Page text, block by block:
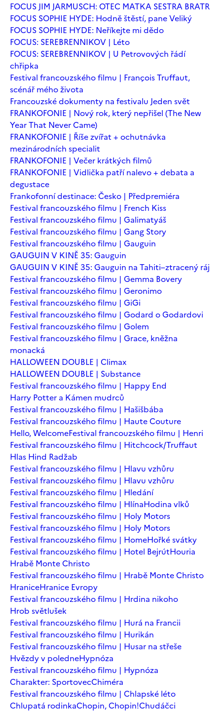
FOCUS JIM JARMUSCH: OTEC MATKA SESTRA BRATR
FOCUS SOPHIE HYDE: Hodně štěstí, pane Veliký
FOCUS SOPHIE HYDE: Neříkejte mi dědo
FOCUS: SEREBRENNIKOV | Léto
FOCUS: SEREBRENNIKOV | U Petrovových řádí
chřipka
Festival francouzského filmu | François Truffaut,
scénář mého života
Francouzské dokumenty na festivalu Jeden svět
FRANKOFONIE | Nový rok, který nepřišel (The New
Year That Never Came)
FRANKOFONIE | Říše zvířat + ochutnávka
mezinárodních specialit
FRANKOFONIE | Večer krátkých filmů
FRANKOFONIE | Vidlička patří nalevo + debata a
degustace
Frankofonní destinace: Česko | Předpremiéra
Festival francouzského filmu | French Kiss
Festival francouzského filmu | Galimatyáš
Festival francouzského filmu | Gang Story
Festival francouzského filmu | Gauguin
GAUGUIN V KINĚ 35: Gauguin
GAUGUIN V KINĚ 35: Gauguin na Tahiti–ztracený ráj
Festival francouzského filmu | Gemma Bovery
Festival francouzského filmu | Geronimo
Festival francouzského filmu | GiGi
Festival francouzského filmu | Godard o Godardovi
Festival francouzského filmu | Golem
Festival francouzského filmu | Grace, kněžna
monacká
HALLOWEEN DOUBLE | Climax
HALLOWEEN DOUBLE | Substance
Festival francouzského filmu | Happy End
Harry Potter a Kámen mudrců
Festival francouzského filmu | Hašišbába
Festival francouzského filmu | Haute Couture
Hello, WelcomeFestival francouzského filmu | Henri
Festival francouzského filmu | Hitchcock/Truffaut
Hlas Hind Radžab
Festival francouzského filmu | Hlavu vzhůru
Festival francouzského filmu | Hlavu vzhůru
Festival francouzského filmu | Hledání
Festival francouzského filmu | HlínaHodina vlků
Festival francouzského filmu | Holy Motors
Festival francouzského filmu | Holy Motors
Festival francouzského filmu | HomeHořké svátky
Festival francouzského filmu | Hotel BejrútHouria
Hrabě Monte Christo
Festival francouzského filmu | Hrabě Monte Christo
HraniceHranice Evropy
Festival francouzského filmu | Hrdina nikoho
Hrob světlušek
Festival francouzského filmu | Hurá na Francii
Festival francouzského filmu | Hurikán
Festival francouzského filmu | Husar na střeše
Hvězdy v poledneHypnóza
Festival francouzského filmu | Hypnóza
Charakter: SportovecChiméra
Festival francouzského filmu | Chlapské léto
Chlupatá rodinkaChopin, Chopin!Chudáčci